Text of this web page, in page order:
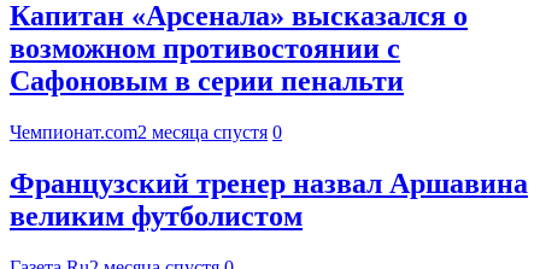
Капитан «Арсенала» высказался о
возможном противостоянии с
Сафоновым в серии пенальти
Чемпионат.com2 месяца спустя 0
Французский тренер назвал Аршавина
великим футболистом